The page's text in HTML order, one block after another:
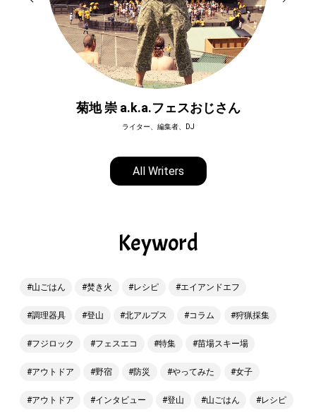
菊地 崇 a.k.a.フェスおじさん
ライター、編集者、DJ
All Writers
Keyword
山ごはん 焚き火 レシピ エイアンドエフ
調理器具 登山 北アルプス コラム 狩猟採集
フジロック フェスエコ 特集 苗場スキー場
アウトドア 野宿 防災 やってみた 女子
アウトドア インタビュー 登山 山ごはん レシピ